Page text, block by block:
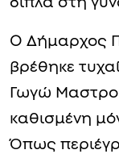
Η ανάρτησή
μέσα σε
εικόνα που
που άφησε
και τα φώτα,
δίπλα στη